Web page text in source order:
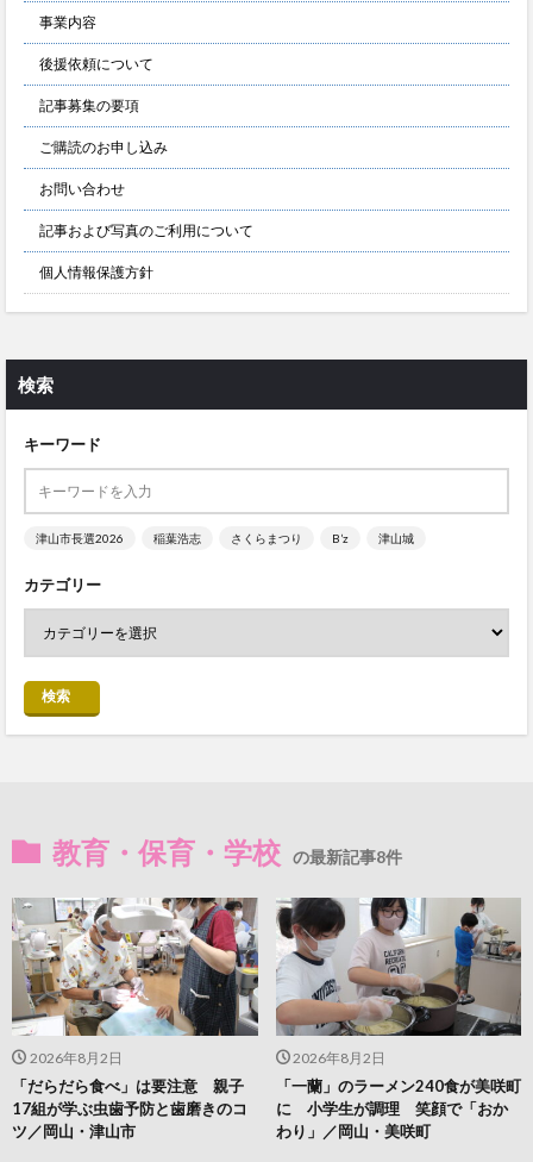
事業内容
後援依頼について
記事募集の要項
ご購読のお申し込み
お問い合わせ
記事および写真のご利用について
個人情報保護方針
検索
キーワード
津山市長選2026 稲葉浩志 さくらまつり B’z 津山城
カテゴリー
検索
教育・保育・学校 の最新記事8件
2026年8月2日
「一蘭」のラーメン240食が美咲町
に 小学生が調理 笑顔で「おか
わり」／岡山・美咲町
2026年8月2日
「だらだら食べ」は要注意 親子
17組が学ぶ虫歯予防と歯磨きのコ
ツ／岡山・津山市